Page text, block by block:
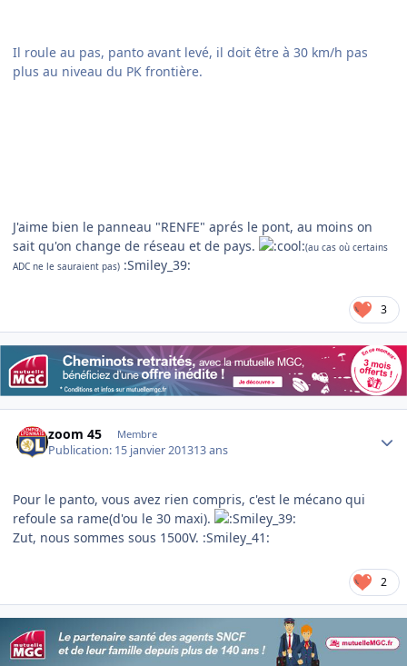
Il roule au pas, panto avant levé, il doit être à 30 km/h pas
plus au niveau du PK frontière.
J'aime bien le panneau "RENFE" aprés le pont, au moins on
sait qu'on change de réseau et de pays.
(au cas où certains
ADC ne le sauraient pas) :Smiley_39:
3
zoom 45 Membre
Publication: 15 janvier 201313 ans
Pour le panto, vous avez rien compris, c'est le mécano qui
refoule sa rame(d'ou le 30 maxi).
Zut, nous sommes sous 1500V. :Smiley_41:
2